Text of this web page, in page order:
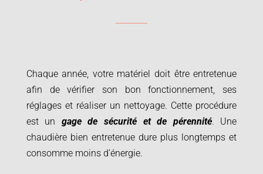
Chaque année, votre matériel doit être entretenue
afin de vérifier son bon fonctionnement, ses
réglages et réaliser un nettoyage. Cette procédure
est un gage de sécurité et de pérennité. Une
chaudière bien entretenue dure plus longtemps et
consomme moins d’énergie.